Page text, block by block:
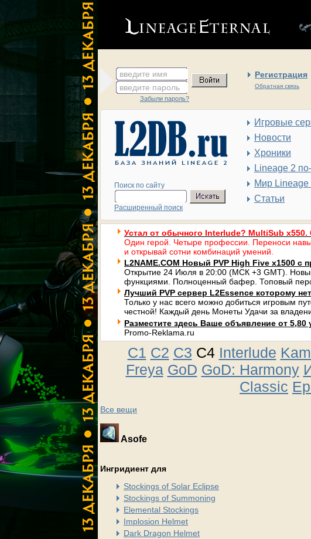
введите имя Регистрация
Обратная связь
введите пароль
Забыли пароль?
Поиск по сайту
Расширенный поиск
Игровые
Новости
Хроники
Lineage 2
Мир Lineage
Статьи
Устал от обычного Interlude? MultiSub x550.
Один герой. Четыре профессии. Переноси
и открывай сотни комбинаций умений.
L2NAME.COM Новый PVP High Five x1500
Открытие 24 Июля в 20:00 (МСК +3 GMT).
функциями. Полноценный бафер. Топовый
Лучший PVP сервер L2Essence которому
Только у нас всего можно добиться игровым
честной! Каждый день Монеты Удачи за
Разместите здесь Ваше объявление от 5,80
Promo-Reklama.ru
C1 C2 C3 C4 Interlude
Freya GoD GoD: Harmony
Classic
Все вещи
Asofe
Ингридиент для
Stockings of Solar Eclipse
Stockings of Summoning
Elemental Stockings
Implosion Helmet
Dark Dragon Helmet